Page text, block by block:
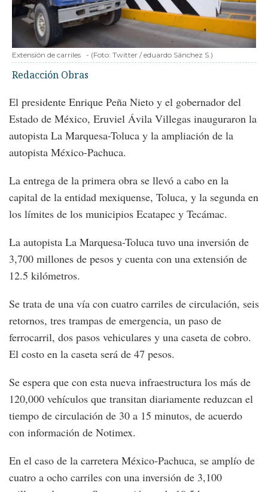
Extensión de carriles - (Foto: Twitter / eduardo Sánchez S.)
Redacción Obras
El presidente Enrique Peña Nieto y el gobernador del
Estado de México, Eruviel Ávila Villegas inauguraron la
autopista La Marquesa-Toluca y la ampliación de la
autopista México-Pachuca.
La entrega de la primera obra se llevó a cabo en la
capital de la entidad mexiquense, Toluca, y la segunda en
los límites de los municipios Ecatapec y Tecámac.
La autopista La Marquesa-Toluca tuvo una inversión de
3,700 millones de pesos y cuenta con una extensión de
12.5 kilómetros.
Se trata de una vía con cuatro carriles de circulación, seis
retornos, tres trampas de emergencia, un paso de
ferrocarril, dos pasos vehiculares y una caseta de cobro.
El costo en la caseta será de 47 pesos.
Se espera que con esta nueva infraestructura los más de
120,000 vehículos que transitan diariamente reduzcan el
tiempo de circulación de 30 a 15 minutos, de acuerdo
con información de Notimex.
En el caso de la carretera México-Pachuca, se amplío de
cuatro a ocho carriles con una inversión de 3,100